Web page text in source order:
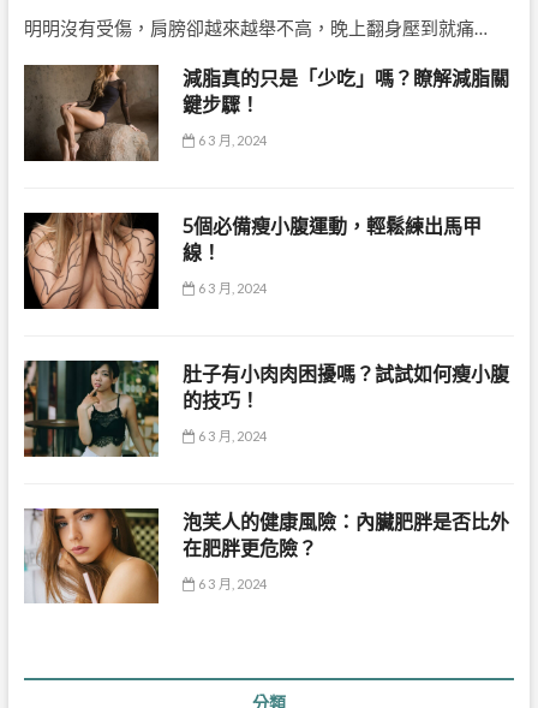
明明沒有受傷，肩膀卻越來越舉不高，晚上翻身壓到就痛…
減脂真的只是「少吃」嗎？瞭解減脂關
鍵步驟！
6 3 月, 2024
5個必備瘦小腹運動，輕鬆練出馬甲
線！
6 3 月, 2024
肚子有小肉肉困擾嗎？試試如何瘦小腹
的技巧！
6 3 月, 2024
泡芙人的健康風險：內臟肥胖是否比外
在肥胖更危險？
6 3 月, 2024
分類